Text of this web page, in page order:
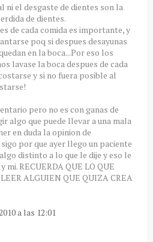
ni el desgaste de dientes son la
de dientes.
de cada comida es importante, y
poq si despues desayunas
en la boca...Por eso los
lavase la boca despues de cada
y si no fuera posible al
pero no es con ganas de
algo que puede llevar a una mala
en duda la opinion de
por que ayer llego un paciente
distinto a lo que le dije y eso le
mi. RECUERDA QUE LO QUE
ALGUIEN QUE QUIZA CREA
a las 12:01